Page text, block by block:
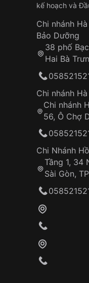
kế hoạch và
Chi nhánh
Bảo Dưỡng
38 phố
Hai Bà
Chi nhánh
Chi nhánh
56, Ô Chợ
Chi Nhánh
Tầng 1, 34
Sài Gòn,